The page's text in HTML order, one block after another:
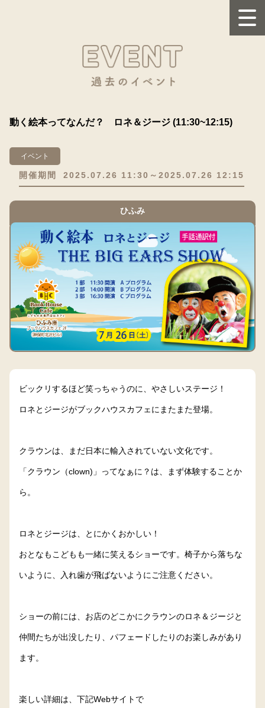
動く絵本ってなんだ？ ロネ＆ジージ (11:30~12:15)
イベント
開催期間 2025.07.26 11:30～2025.07.26 12:15
ひふみ
ビックリするほど笑っちゃうのに、やさしいステージ！
ロネとジージがブックハウスカフェにまたまた登場。
クラウンは、まだ日本に輸入されていない文化です。
「クラウン（clown)」ってなぁに？は、まず体験することか
ら。
ロネとジージは、とにかくおかしい！
おとなもこどもも一緒に笑えるショーです。椅子から落ちな
いように、入れ歯が飛ばないようにご注意ください。
ショーの前には、お店のどこかにクラウンのロネ＆ジージと
仲間たちが出没したり、パフェードしたりのお楽しみがあり
ます。
楽しい詳細は、下記Webサイトで